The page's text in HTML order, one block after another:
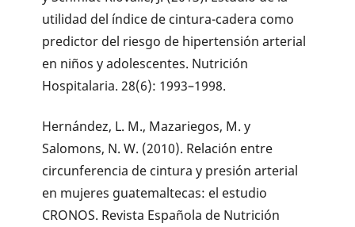
utilidad del índice de cintura-cadera como
predictor del riesgo de hipertensión arterial
en niños y adolescentes. Nutrición
Hospitalaria. 28(6): 1993–1998.
Hernández, L. M., Mazariegos, M. y
Salomons, N. W. (2010). Relación entre
circunferencia de cintura y presión arterial
en mujeres guatemaltecas: el estudio
CRONOS. Revista Española de Nutrición